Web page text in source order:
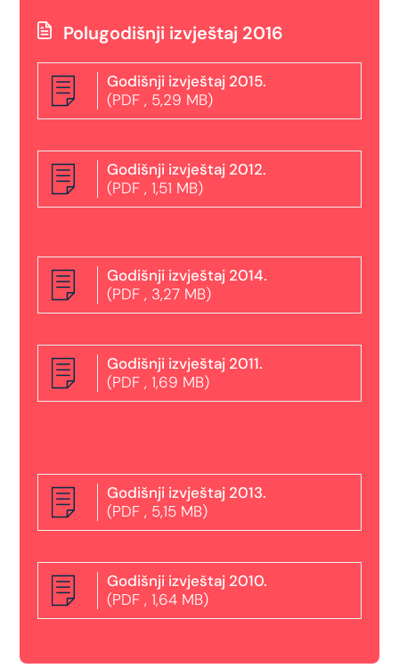
Polugodišnji izvještaj 2016
Godišnji izvještaj 2015.
(PDF , 5,29 MB)
Godišnji izvještaj 2012.
(PDF , 1,51 MB)
Godišnji izvještaj 2014.
(PDF , 3,27 MB)
Godišnji izvještaj 2011.
(PDF , 1,69 MB)
Godišnji izvještaj 2013.
(PDF , 5,15 MB)
Godišnji izvještaj 2010.
(PDF , 1,64 MB)